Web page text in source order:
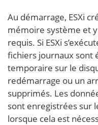
Au démarrage, ESXi
mémoire système et
requis. Si ESXi
fichiers journaux sont
temporaire sur le
redémarrage ou un
supprimés. Les
sont enregistrées sur
lorsque cela est